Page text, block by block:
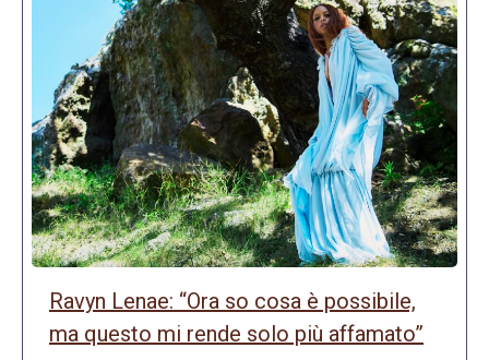
Ravyn Lenae: “Ora so cosa è possibile,
ma questo mi rende solo più affamato”